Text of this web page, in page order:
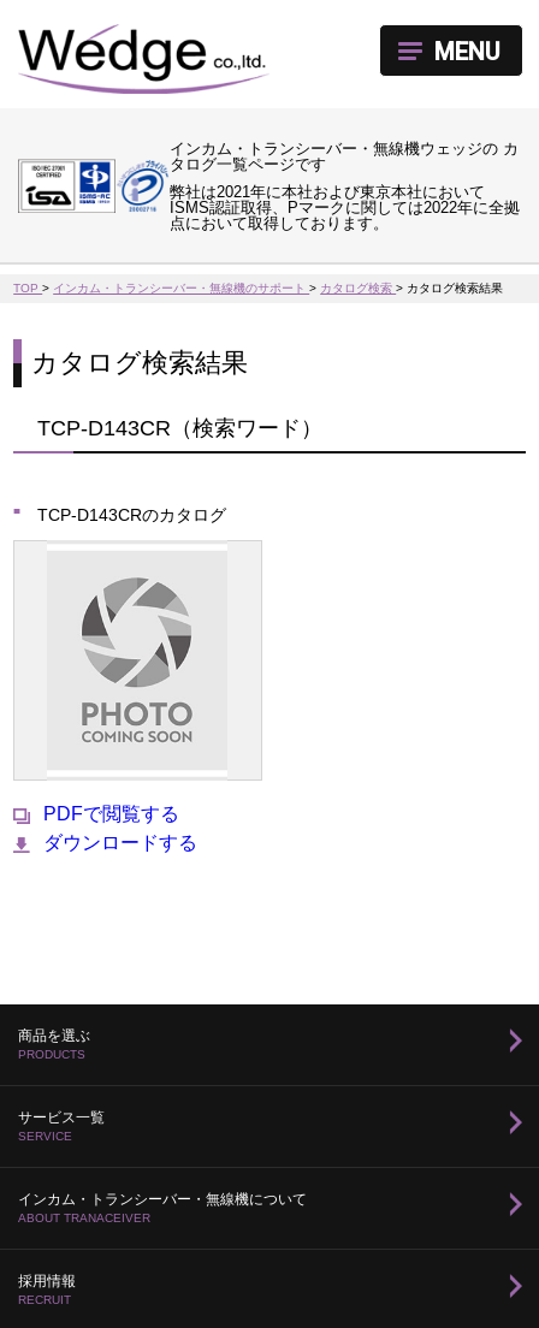
インカム・トランシーバー・無線機ウェッジの カ
タログ一覧ページです
弊社は2021年に本社および東京本社において
ISMS認証取得、Pマークに関しては2022年に全拠
点において取得しております。
MENU
TOP> インカム・トランシーバー・無線機のサポート> カタログ検索> カタログ検索結果
カタログ検索結果
TCP-D143CR（検索ワード）
TCP-D143CRのカタログ
PDFで閲覧する
ダウンロードする
商品を選ぶ
PRODUCTS
サービス一覧
SERVICE
インカム・トランシーバー・無線機について
ABOUT TRANACEIVER
採用情報
RECRUIT